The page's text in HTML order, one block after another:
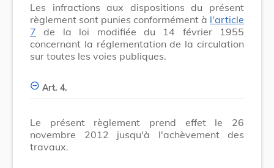
Les infractions aux dispositions du présent
règlement sont punies conformément à l'article
7 de la loi modifiée du 14 février 1955
concernant la réglementation de la circulation
sur toutes les voies publiques.
Art. 4.
Le présent règlement prend effet le 26
novembre 2012 jusqu'à l'achèvement des
travaux.